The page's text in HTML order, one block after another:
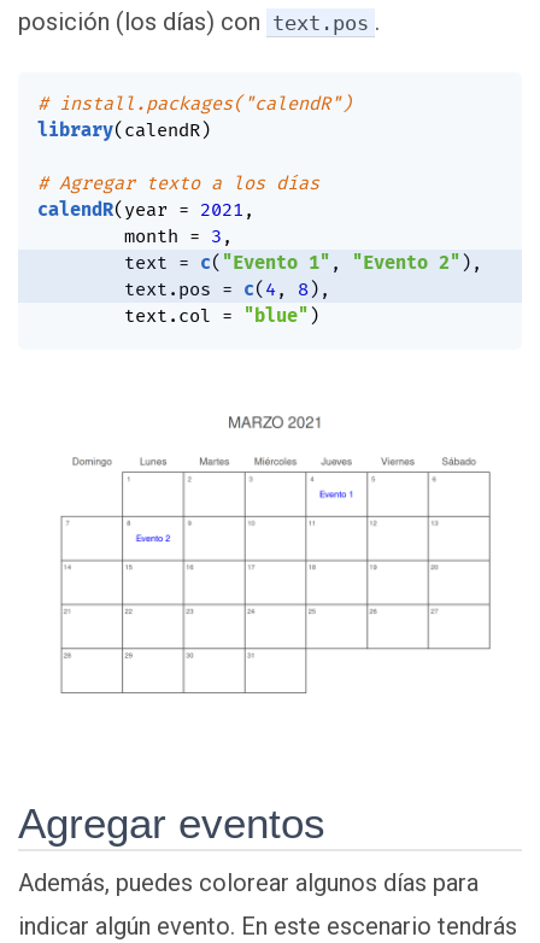
posición (los días) con text.pos .
# install.packages("calendR")
library( calendR)
# Agregar texto a los días
calendR( year = 2021 ,
        month
= 3 ,
        text
= c( "Evento 1" , "Evento 2" ) ,
        text.pos
= c( 4, 8) ,
        text.col
= "blue" )
Agregar eventos
Además, puedes colorear algunos días para
indicar algún evento. En este escenario tendrás